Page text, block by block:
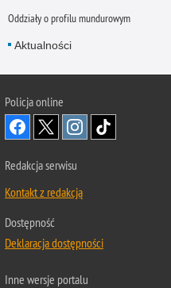
Oddziały o profilu mundurowym
Aktualności
Policja online
Redakcja serwisu
Kontakt z redakcją
Dostępność
Deklaracja dostępności
Inne wersje portalu